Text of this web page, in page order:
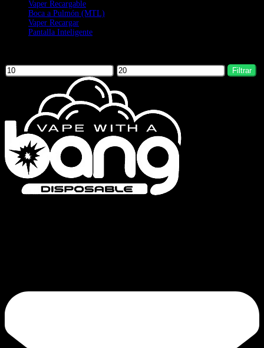
Vaper Recargable
Boca a Pulmón (MTL)
Vaper Recargar
Pantalla Inteligente
Filtrar